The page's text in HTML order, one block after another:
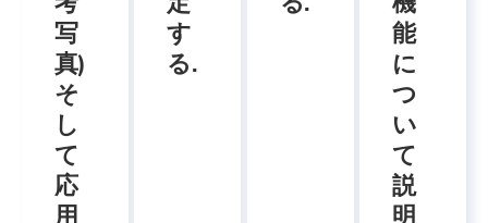
写
真)
そ
し
て
応
用
す
る.
能
に
つ
い
て
説
明